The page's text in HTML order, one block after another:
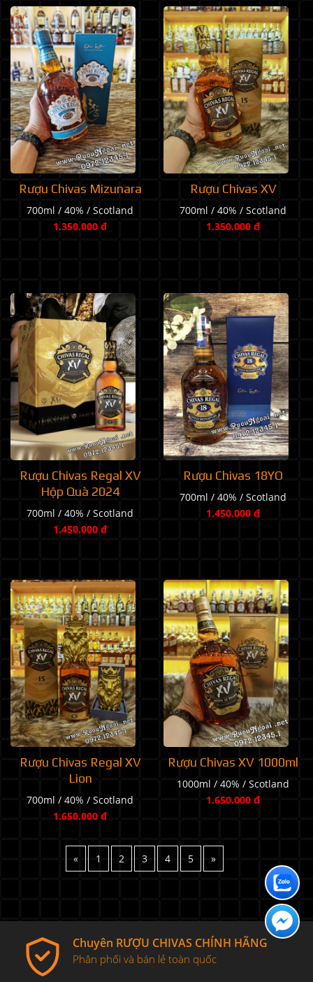
Rượu Chivas Mizunara
700ml / 40% / Scotland
1.350.000 đ
Rượu Chivas XV
700ml / 40% / Scotland
1.350.000 đ
Rượu Chivas Regal XV
Hộp Quà 2024
700ml / 40% / Scotland
1.450.000 đ
Rượu Chivas 18YO
700ml / 40% / Scotland
1.450.000 đ
Rượu Chivas Regal XV
Lion
700ml / 40% / Scotland
1.650.000 đ
Rượu Chivas XV 1000ml
1000ml / 40% / Scotland
1.650.000 đ
« 1 2 3 4 5 »
Chuyên RƯỢU CHIVAS CHÍNH HÃNG
Phân phối và bán lẻ toàn quốc